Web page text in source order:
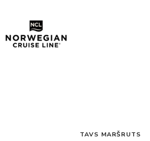
TAVS MARŠRUTS